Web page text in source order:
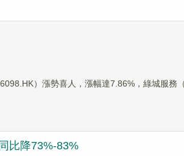
）漲勢喜人，漲幅達7.86%，綠城服務
比降73%-83%